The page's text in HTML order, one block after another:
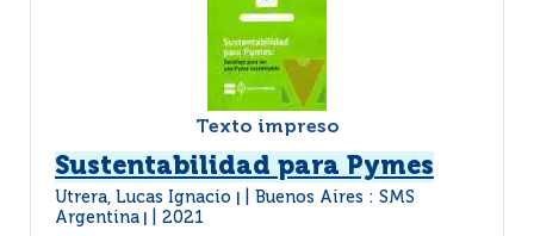
Texto impreso
Sustentabilidad para Pymes
Utrera, Lucas Ignacio
Buenos Aires : SMS
Argentina
2021